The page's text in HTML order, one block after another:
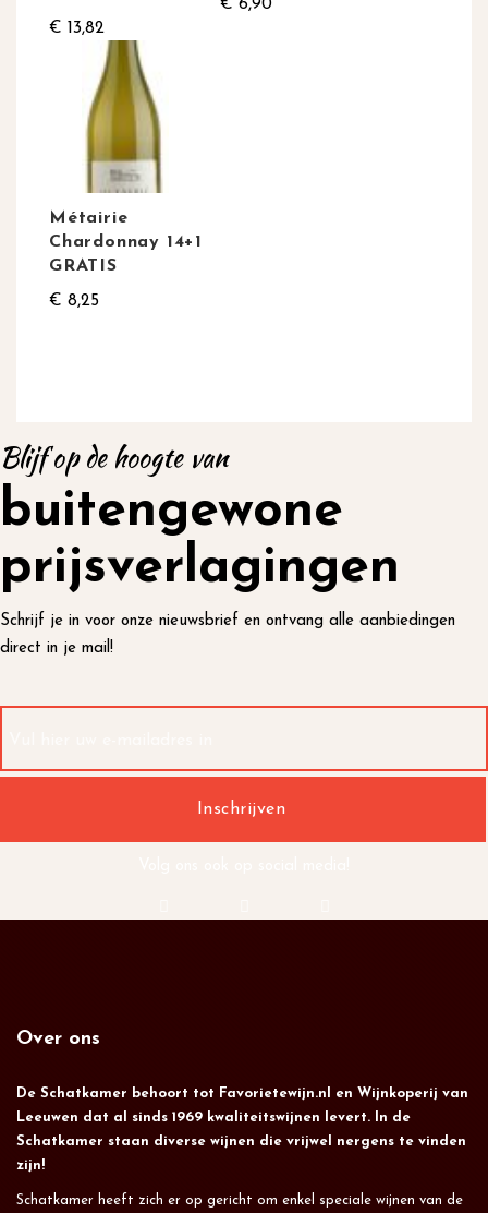
€ 13,82
€ 6,90
Métairie
Chardonnay 14+1
GRATIS
€ 8,25
Blijf op de hoogte van
buitengewone
prijsverlagingen
Schrijf je in voor onze nieuwsbrief en ontvang alle aanbiedingen
direct in je mail!
Over ons
De Schatkamer behoort tot Favorietewijn.nl en Wijnkoperij van
Leeuwen dat al sinds 1969 kwaliteitswijnen levert. In de
Schatkamer staan diverse wijnen die vrijwel nergens te vinden
zijn!
Schatkamer heeft zich er op gericht om enkel speciale wijnen van de